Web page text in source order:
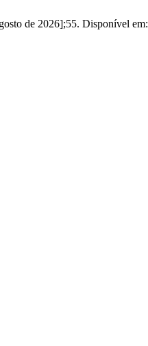
de 2026];55. Disponível em: